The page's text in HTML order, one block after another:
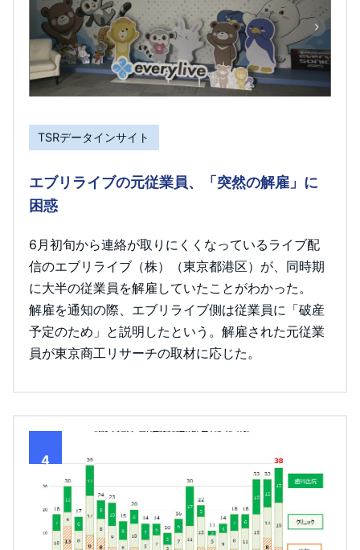
TSRデータインサイト
エブリライブの元従業員、「突然の解雇」に
困惑
6月初旬から連絡が取りにくくなっているライブ配
信のエブリライブ（株）（東京都港区）が、同時期
に大半の従業員を解雇していたことがわかった。
解雇を通知の際、エブリライブ側は従業員に「破産
予定のため」と説明したという。解雇された元従業
員が東京商工リサーチの取材に応じた。
4